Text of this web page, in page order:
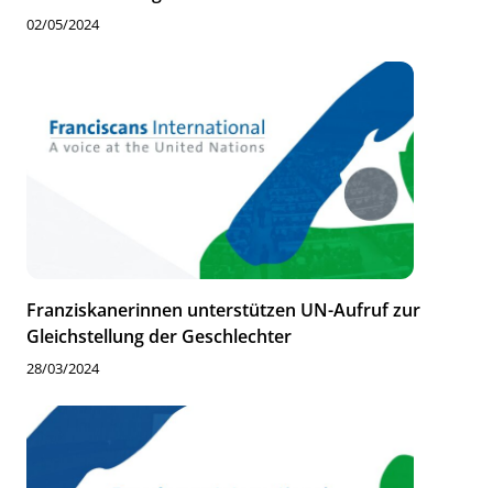
02/05/2024
Franziskanerinnen unterstützen UN-Aufruf zur
Gleichstellung der Geschlechter
28/03/2024